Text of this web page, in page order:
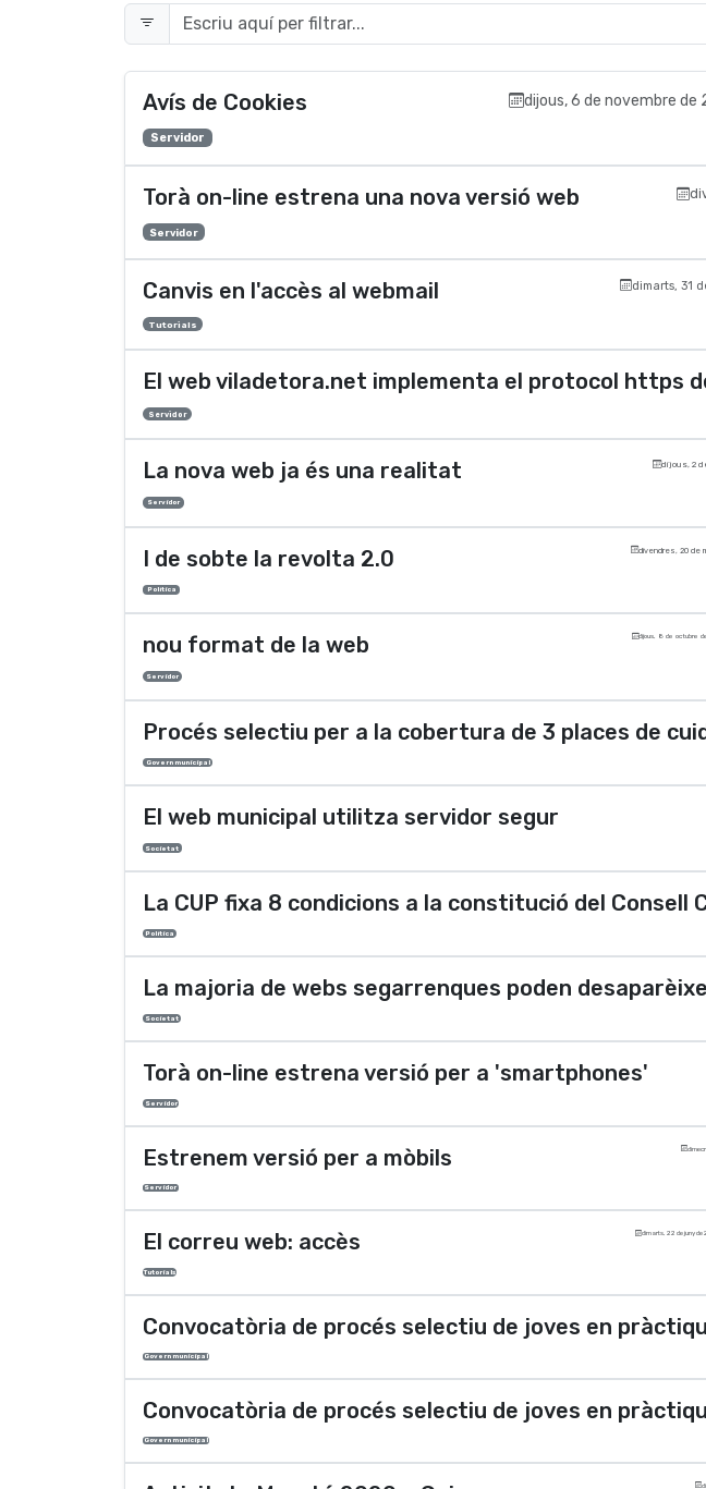
Avís de Cookies dijous, 6 de novembre de
Servidor
Torà on-line estrena una nova versió web
Servidor
Canvis en l'accès al webmail dimarts, 31
Tutorials
El web viladetora.net implementa el protocol https
Servidor
La nova web ja és una realitat dijous, 2
Servidor
I de sobte la revolta 2.0 divendres, 20 de
Polí­tica
nou format de la web dijous, 8 de octubre
Servidor
Procés selectiu per a la cobertura de 3 places de
Govern municipal
El web municipal utilitza servidor segur
Societat
La CUP fixa 8 condicions a la constitució del Consell
Polí­tica
La majoria de webs segarrenques poden
Societat
Torà on-line estrena versió per a 'smartphones'
Servidor
Estrenem versió per a mòbils
Servidor
El correu web: accès dimarts, 22 de juny de
Tutorials
Convocatòria de procés selectiu de joves en
Govern municipal
Convocatòria de procés selectiu de joves en
Govern municipal